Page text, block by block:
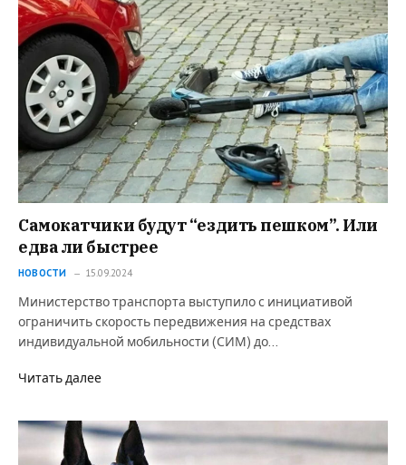
Самокатчики будут “ездить пешком”. Или
едва ли быстрее
НОВОСТИ 15.09.2024
Министерство транспорта выступило с инициативой
ограничить скорость передвижения на средствах
индивидуальной мобильности (СИМ) до…
Читать далее